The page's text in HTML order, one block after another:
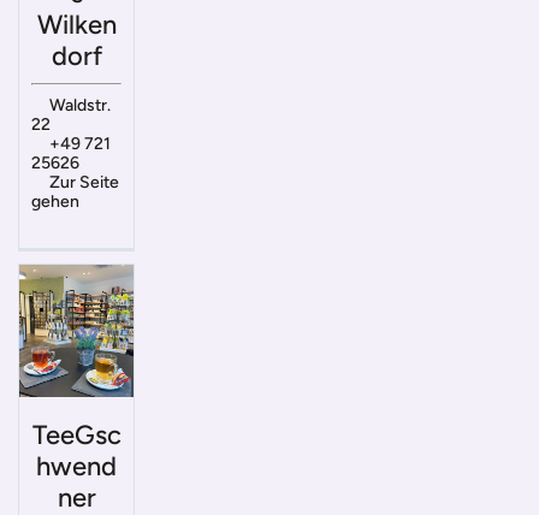
Wilken
dorf
Waldstr.
22
+49 721
25626
Zur Seite
gehen
TeeGsc
hwend
ner